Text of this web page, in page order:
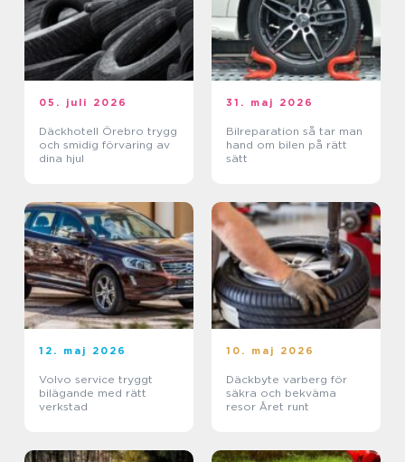
05. juli 2026
Däckhotell Örebro trygg
och smidig förvaring av
dina hjul
31. maj 2026
Bilreparation så tar man
hand om bilen på rätt
sätt
12. maj 2026
Volvo service tryggt
bilägande med rätt
verkstad
10. maj 2026
Däckbyte varberg för
säkra och bekväma
resor Året runt